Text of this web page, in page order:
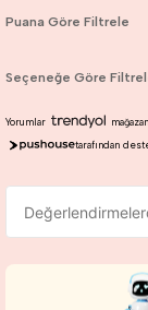
Puana Göre Filtrele
Seçeneğe Göre
Yorumlar
tarafından